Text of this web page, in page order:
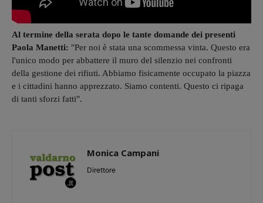
Al termine della serata dopo le tante domande dei presenti
Paola Manetti: "Per noi è stata una scommessa vinta. Questo era
l'unico modo per abbattere il muro del silenzio nei confronti
della gestione dei rifiuti. Abbiamo fisicamente occupato la piazza
e i cittadini hanno apprezzato. Siamo contenti. Questo ci ripaga
di tanti sforzi fatti".
Monica Campani
Direttore